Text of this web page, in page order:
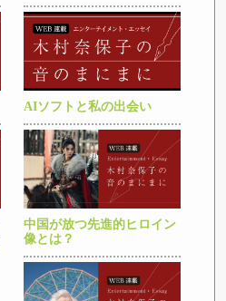
AIソフトと私の出会い
中国が放つ先進的ヒロイン
像とは？